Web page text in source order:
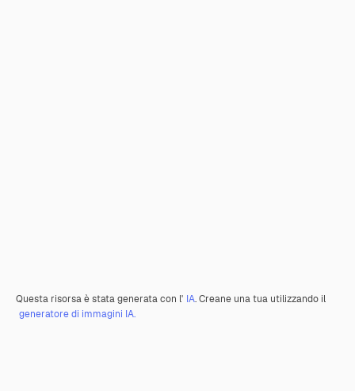
Questa risorsa è stata generata con l' IA. Creane una tua utilizzando il
generatore di immagini IA.